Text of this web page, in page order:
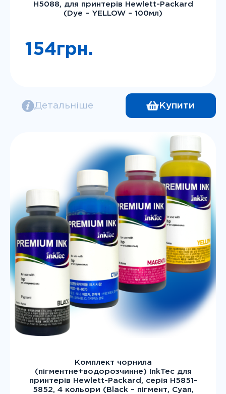
H5088, для принтерів Hewlett-Packard
(Dye – YELLOW – 100мл)
154грн.
Детальніше Купити
Комплект чорнила
(пігментне+водорозчинне) InkTec для
принтерів Hewlett-Packard, серія H5851-
5852, 4 кольори (Black – пігмент, Cyan,